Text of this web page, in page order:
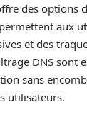
des options
aux
et des
DNS sont
sans
utilisateurs.